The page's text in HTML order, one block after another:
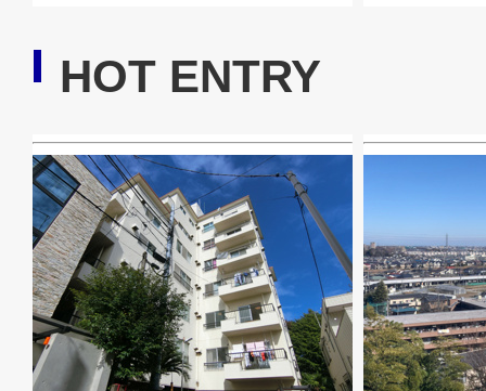
HOT ENTRY